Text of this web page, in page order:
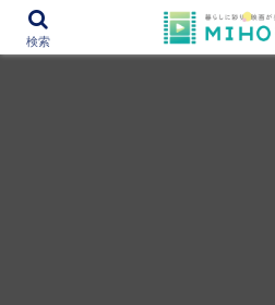
12000作品を紹介！あなたの映
検索